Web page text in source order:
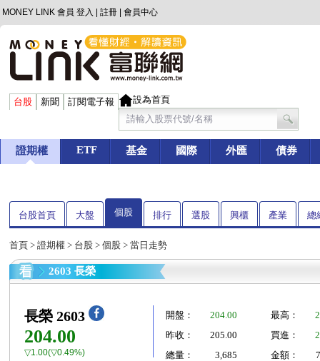
MONEY LINK 會員 登入 註冊 會員中心
台股 新聞 訂閱電子報 設為首頁
證期權 ETF 基金 國際 外匯 債券
台股首頁 大盤 個股 排行 選股 興櫃 產業 總
首頁 > 證期權 > 台股 > 個股 > 當日走勢
2603 長榮
長榮 2603
204.00
▽1.00(▽0.49%)
開盤： 204.00 最高：
昨收：
205.00 買進：
總量：
3,685 金額：